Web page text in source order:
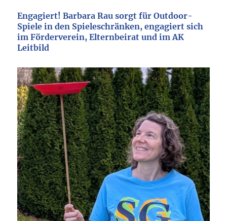
Engagiert! Barbara Rau sorgt für Outdoor-
Spiele in den Spieleschränken, engagiert sich
im Förderverein, Elternbeirat und im AK
Leitbild